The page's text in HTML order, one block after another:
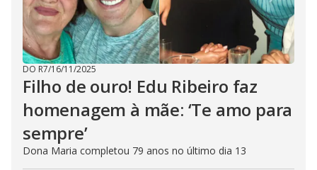
DO R7/16/11/2025
Filho de ouro! Edu Ribeiro faz
homenagem à mãe: ‘Te amo para
sempre’
Dona Maria completou 79 anos no último dia 13